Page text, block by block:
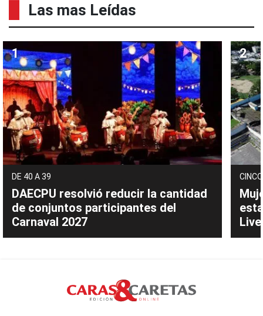
Las mas Leídas
DE 40 A 39
DAECPU resolvió reducir la cantidad
de conjuntos participantes del
Carnaval 2027